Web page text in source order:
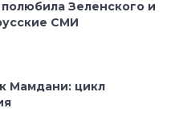
Зеленского и
СМИ
Мамдани: цикл